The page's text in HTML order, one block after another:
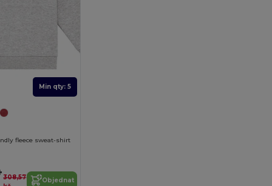
Min qty: 5
fleece sweat-shirt
308,57
Objednat